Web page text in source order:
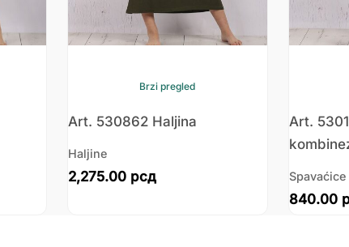
Brzi pregled
Art. 530862 Haljina
Haljine
2,275.00 рсд
Art.
Spavaćice
840.00